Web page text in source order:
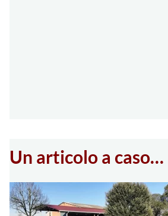
Un articolo a caso…